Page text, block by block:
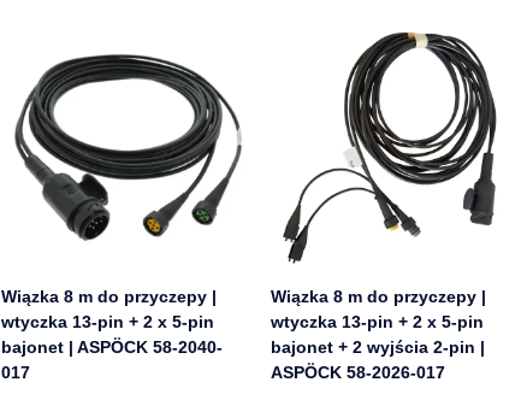
Wiązka 8 m do przyczepy |
wtyczka 13-pin + 2 x 5-pin
bajonet | ASPÖCK 58-2040-
017
Wiązka 8 m do przyczepy |
wtyczka 13-pin + 2 x 5-pin
bajonet + 2 wyjścia 2-pin |
ASPÖCK 58-2026-017